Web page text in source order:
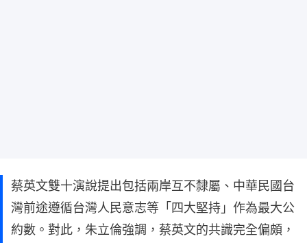
蔡英文雙十演說提出包括兩岸互不隸屬、中華民國台
灣前途遵循台灣人民意志等「四大堅持」作為最大公
約數。對此，朱立倫強調，蔡英文的共識完全偏頗，